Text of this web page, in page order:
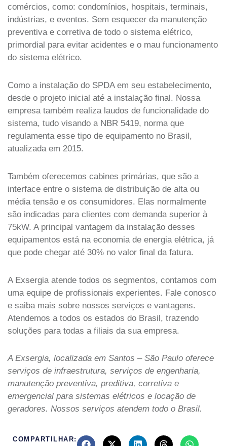
comércios, como: condomínios, hospitais, terminais,
indústrias, e eventos. Sem esquecer da manutenção
preventiva e corretiva de todo o sistema elétrico,
primordial para evitar acidentes e o mau funcionamento
do sistema elétrico.
Como a instalação do SPDA em seu estabelecimento,
desde o projeto inicial até a instalação final. Nossa
empresa também realiza laudos de funcionalidade do
sistema, tudo visando a NBR 5419, norma que
regulamenta esse tipo de equipamento no Brasil,
atualizada em 2015.
Também oferecemos cabines primárias, que são a
interface entre o sistema de distribuição de alta ou
média tensão e os consumidores. Elas normalmente
são indicadas para clientes com demanda superior à
75kW. A principal vantagem da instalação desses
equipamentos está na economia de energia elétrica, já
que pode chegar até 30% no valor final da fatura.
A Exsergia atende todos os segmentos, contamos com
uma equipe de profissionais experientes. Fale conosco
e saiba mais sobre nossos serviços e vantagens.
Atendemos a todos os estados do Brasil, trazendo
soluções para todas a filiais da sua empresa.
A Exsergia, localizada em Santos – São Paulo oferece
serviços de infraestrutura, serviços de engenharia,
manutenção preventiva, preditiva, corretiva e
emergencial para sistemas elétricos e locação de
geradores. Nossos serviços atendem todo o Brasil.
COMPARTILHAR: